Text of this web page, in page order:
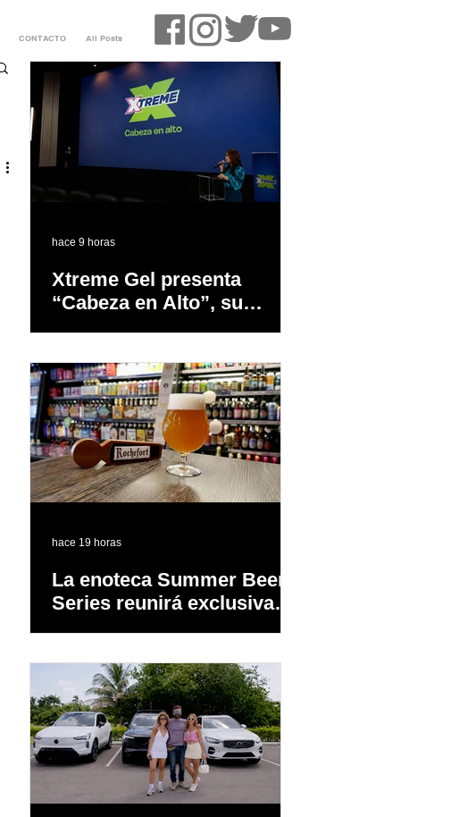
CONTACTO All Posts
Xtreme Gel presenta
“Cabeza en Alto”, su
producido completamente
en Puerto Rico
hace 9 horas
La enoteca Summer Beer
Series reunirá exclusivas
público
hace 19 horas